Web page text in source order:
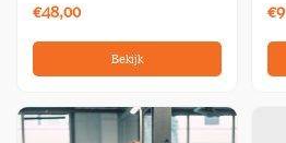
€48,00
Bekijk